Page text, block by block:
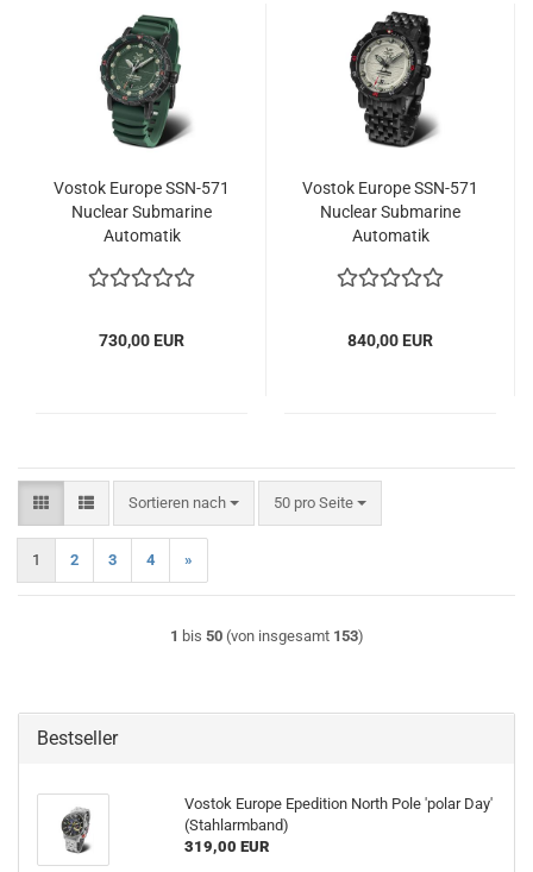
Vostok Europe SSN-​571
Nuclear Submarine
Automatik
730,00 EUR
Vostok Europe SSN-​571
Nuclear Submarine
Automatik
840,00 EUR
Sortieren nach
Sortieren nach 50 pro Seite
pro Seite
1 2 3 4 »
1 bis 50(von insgesamt 153)
Bestseller
Vostok Europe Epedition North Pole 'polar Day'
(Stahlarmband)
319,00 EUR